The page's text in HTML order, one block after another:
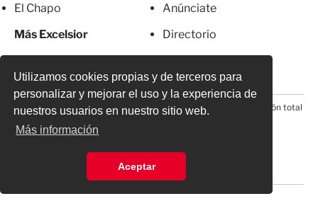
Utilizamos cookies propias y de terceros para
personalizar y mejorar el uso y la experiencia de
nuestros usuarios en nuestro sitio web.
Más información
Aceptar
El Chapo
Más Excelsior
Anúnciate
Directorio
© 2026 Todos los derechos reservados. Prohibida la reproducción total
o parcial, incluyendo cualquier medio electrónico*